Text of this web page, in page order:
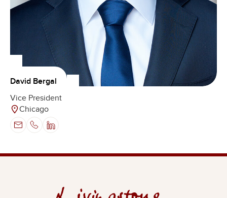
David Bergal
Vice President
Chicago